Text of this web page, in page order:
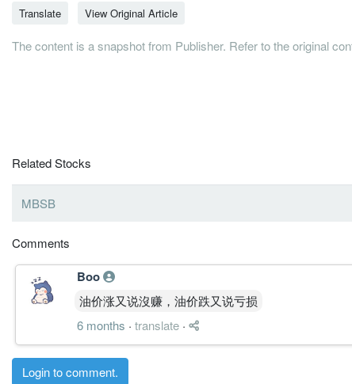
Translate View Original Article
The content is a snapshot from Publisher. Refer to the original
Related Stocks
MBSB
Comments
Boo
油价涨又说沒赚，油价跌又说亏损
6 months · translate ·
Login to comment.